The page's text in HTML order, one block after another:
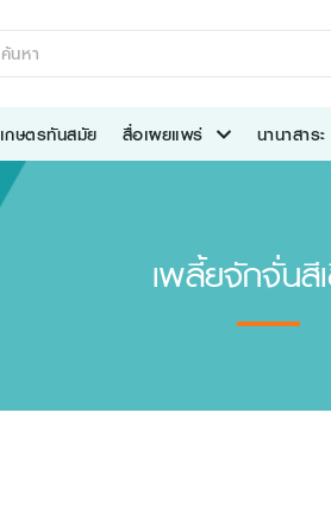
เกษตรทันสมัย สื่อเผยแพร่ นานาสาระ
เพลี้ยจักจั่นสี